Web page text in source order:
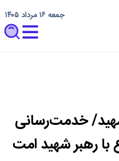
جمعه ۱۶ مرداد ۱۴۰۵
خدمت‌رسانی
با رهبر شهید امت